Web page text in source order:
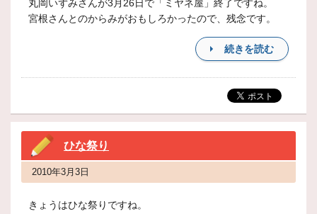
丸岡いずみさんが3月26日で「ミヤネ屋」終了ですね。
宮根さんとのからみがおもしろかったので、残念です。
続きを読む
ひな祭り
2010年3月3日
きょうはひな祭りですね。